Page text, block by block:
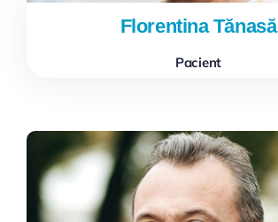
Florentina Tănasă
Pacient